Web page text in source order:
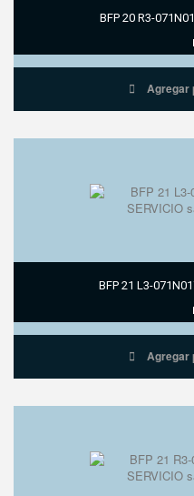
BFP 20 R3-
Agregar
BFP 21 L3-
Agregar